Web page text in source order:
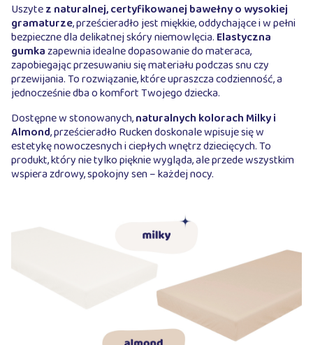
Uszytez naturalnej, certyfikowanej bawełny o wysokiej
gramaturze, prześcieradło jest miękkie, oddychające i w pełni
bezpieczne dla delikatnej skóry niemowlęcia. Elastyczna
gumkazapewnia idealne dopasowanie do materaca,
zapobiegając przesuwaniu się materiału podczas snu czy
przewijania. To rozwiązanie, które upraszcza codzienność, a
jednocześnie dba o komfort Twojego dziecka.
Dostępne w stonowanych,naturalnych kolorach Milky i
Almond, prześcieradło Rucken doskonale wpisuje się w
estetykę nowoczesnych i ciepłych wnętrz dziecięcych. To
produkt, który nie tylko pięknie wygląda, ale przede wszystkim
wspiera zdrowy, spokojny sen – każdej nocy.